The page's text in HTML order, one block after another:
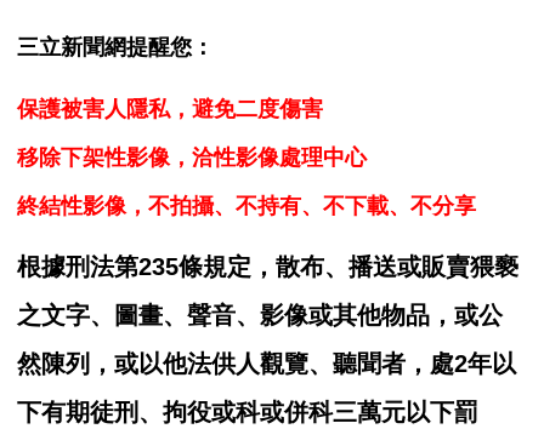
三立新聞網提醒您：
保護被害人隱私，避免二度傷害
移除下架性影像，洽性影像處理中心
終結性影像，不拍攝、不持有、不下載、不分享
根據刑法第235條規定，散布、播送或販賣猥褻
之文字、圖畫、聲音、影像或其他物品，或公
然陳列，或以他法供人觀覽、聽聞者，處2年以
下有期徒刑、拘役或科或併科三萬元以下罰